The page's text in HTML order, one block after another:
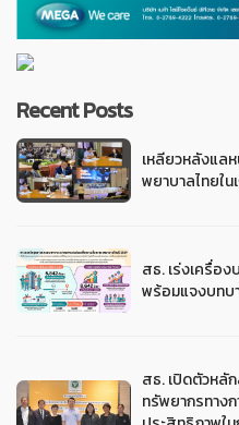
Recent Posts
เหลียวหลังแล
พยาบาลไทยใน
สธ. เร่งเครื่อ
พร้อมแจงบทบ
สธ. เปิดตัวหลั
ทรัพยากรทาง